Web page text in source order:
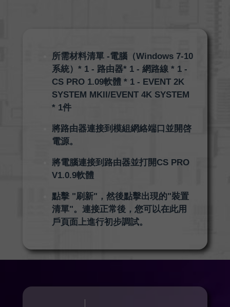
所需材料清單 -電腦（Windows 7-10
系統）* 1 - 路由器* 1 - 網路線 * 1 -
CS PRO 1.09軟體 * 1 - EVENT 2K
SYSTEM MKII/EVENT 4K SYSTEM
* 1件
將路由器連接到模組網絡端口並開啓
電源。
將電腦連接到路由器並打開CS PRO
V1.0.9軟體
點擊 "刷新"，然後點擊出現的"裝置
清單"。連接正常後，您可以在此用
戶頁面上進行初步調試。